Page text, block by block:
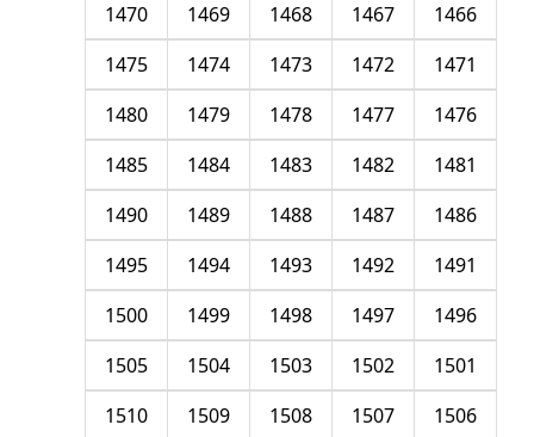
1466
1467
1468
1469
1470
1471
1472
1473
1474
1475
1476
1477
1478
1479
1480
1481
1482
1483
1484
1485
1486
1487
1488
1489
1490
1491
1492
1493
1494
1495
1496
1497
1498
1499
1500
1501
1502
1503
1504
1505
1506
1507
1508
1509
1510